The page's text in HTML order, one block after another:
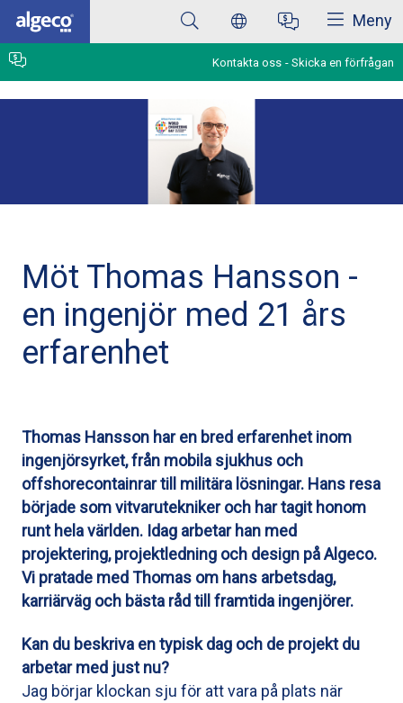
Hoppa
huvudinnehåll
Meny
Kontakta oss Skicka en förfrågan
Möt Thomas Hansson -
en ingenjör med 21 års
erfarenhet
Thomas Hansson har en bred erfarenhet inom
ingenjörsyrket, från mobila sjukhus och
offshorecontainrar till militära lösningar. Hans resa
började som vitvarutekniker och har tagit honom
runt hela världen. Idag arbetar han med
projektering, projektledning och design på Algeco.
Vi pratade med Thomas om hans arbetsdag,
karriärväg och bästa råd till framtida ingenjörer.
Kan du beskriva en typisk dag och de projekt du
arbetar med just nu?
Jag börjar klockan sju för att vara på plats när